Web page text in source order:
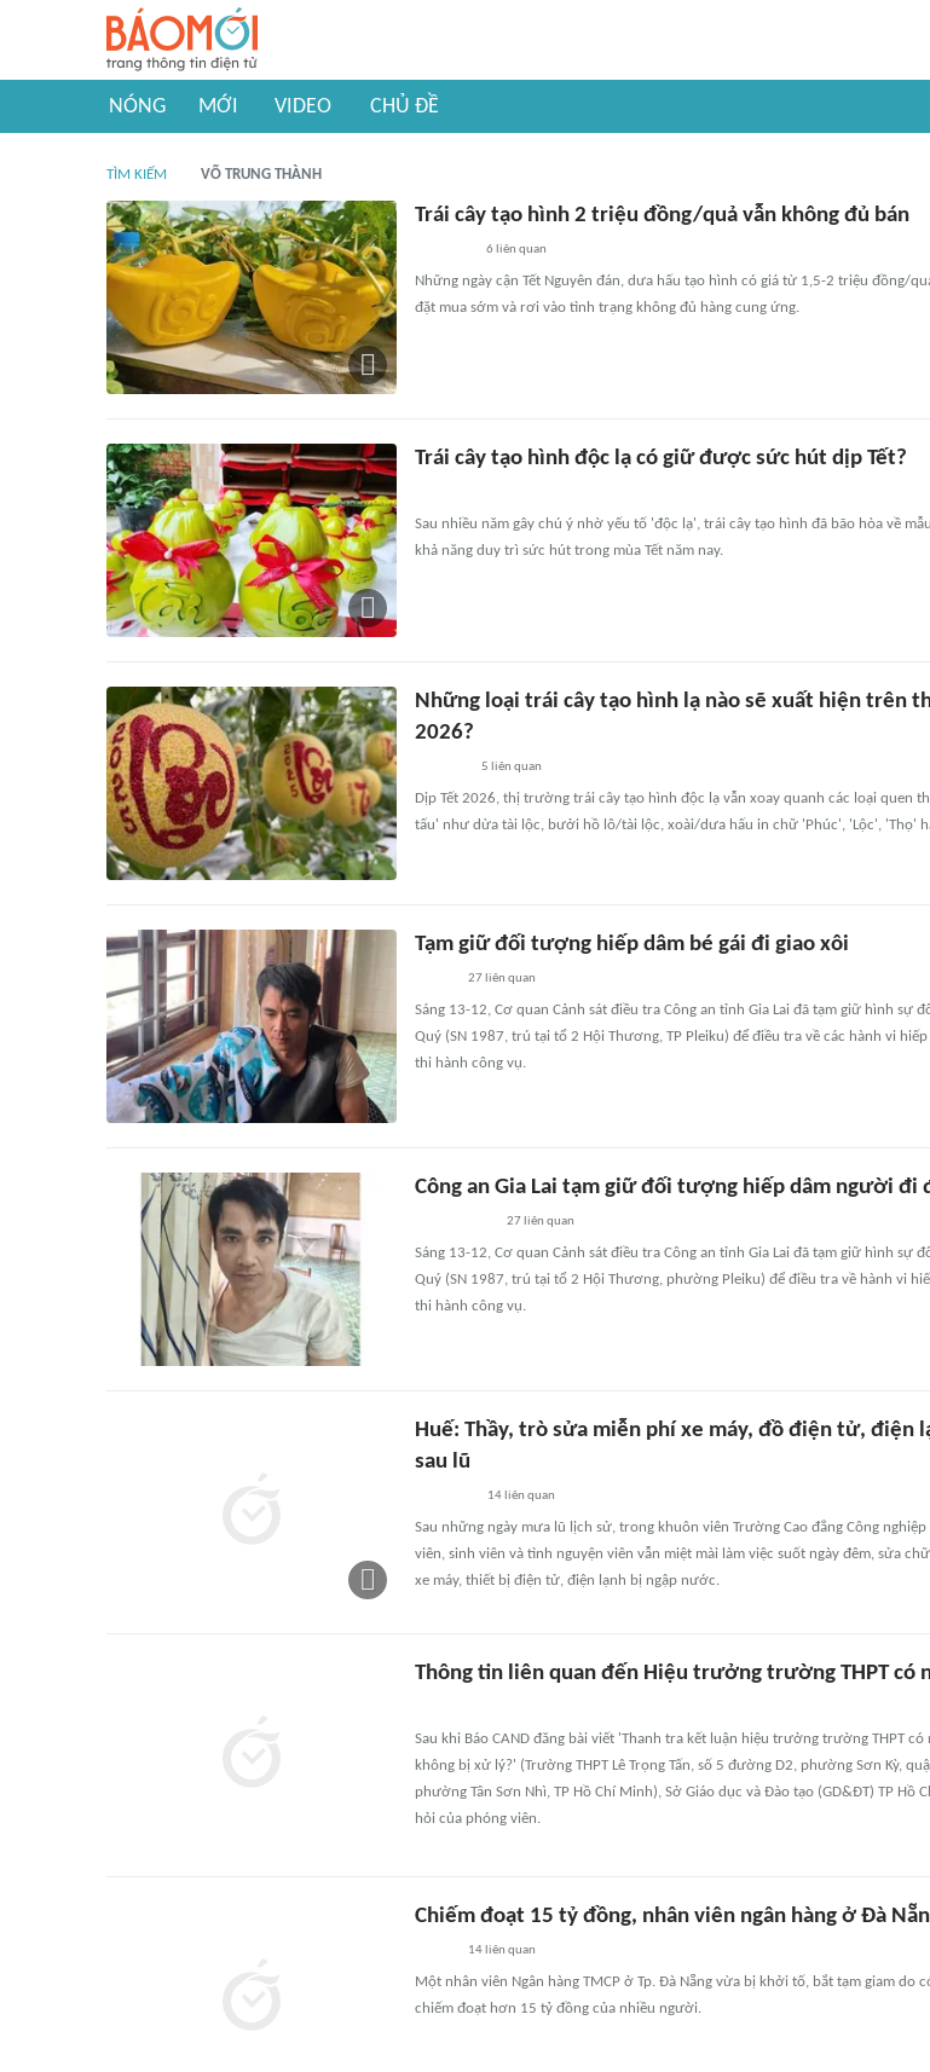
NÓNG MỚI VIDEO CHỦ ĐỀ
TÌM KIẾM VÕ TRUNG THÀNH
Trái cây tạo hình 2 triệu đồng/quả vẫn không đủ bán
6 liên quan
Những ngày cận Tết Nguyên đán, dưa hấu tạo hình có giá từ 1,5-2 triệu đồng/
đặt mua sớm và rơi vào tình trạng không đủ hàng cung ứng.
Trái cây tạo hình độc lạ có giữ được sức hút dịp Tết?
Sau nhiều năm gây chú ý nhờ yếu tố 'độc lạ', trái cây tạo hình đã bão hòa về
khả năng duy trì sức hút trong mùa Tết năm nay.
Những loại trái cây tạo hình lạ nào sẽ xuất hiện trên
2026?
5 liên quan
Dịp Tết 2026, thị trường trái cây tạo hình độc lạ vẫn xoay quanh các loại quen
tấu' như dừa tài lộc, bưởi hồ lô/tài lộc, xoài/dưa hấu in chữ 'Phúc', 'Lộc', 'Thọ'
Tạm giữ đối tượng hiếp dâm bé gái đi giao xôi
27 liên quan
Sáng 13-12, Cơ quan Cảnh sát điều tra Công an tỉnh Gia Lai đã tạm giữ hình sự
Quý (SN 1987, trú tại tổ 2 Hội Thương, TP Pleiku) để điều tra về các hành vi
thi hành công vụ.
Công an Gia Lai tạm giữ đối tượng hiếp dâm người đi
27 liên quan
Sáng 13-12, Cơ quan Cảnh sát điều tra Công an tỉnh Gia Lai đã tạm giữ hình sự
Quý (SN 1987, trú tại tổ 2 Hội Thương, phường Pleiku) để điều tra về hành vi
thi hành công vụ.
Huế: Thầy, trò sửa miễn phí xe máy, đồ điện tử, điện
sau lũ
14 liên quan
Sau những ngày mưa lũ lịch sử, trong khuôn viên Trường Cao đẳng Công nghiệp
viên, sinh viên và tình nguyện viên vẫn miệt mài làm việc suốt ngày đêm, sửa
xe máy, thiết bị điện tử, điện lạnh bị ngập nước.
Thông tin liên quan đến Hiệu trưởng trường THPT có
Sau khi Báo CAND đăng bài viết 'Thanh tra kết luận hiệu trưởng trường THPT
không bị xử lý?' (Trường THPT Lê Trọng Tấn, số 5 đường D2, phường Sơn Kỳ,
phường Tân Sơn Nhì, TP Hồ Chí Minh), Sở Giáo dục và Đào tạo (GD&ĐT) TP Hồ
hỏi của phóng viên.
Chiếm đoạt 15 tỷ đồng, nhân viên ngân hàng ở Đà
14liên quan
Một nhân viên Ngân hàng TMCP ở Tp. Đà Nẵng vừa bị khởi tố, bắt tạm giam do
chiếm đoạt hơn 15 tỷ đồng của nhiều người.